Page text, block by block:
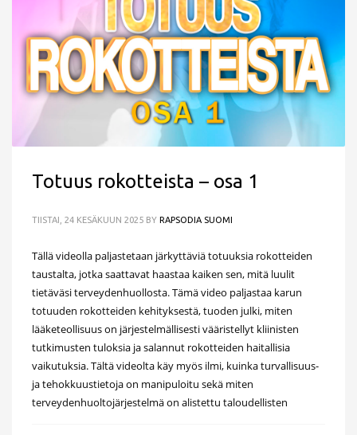
Totuus rokotteista – osa 1
TIISTAI, 24 KESÄKUUN 2025 BY RAPSODIA SUOMI
Tällä videolla paljastetaan järkyttäviä totuuksia rokotteiden
taustalta, jotka saattavat haastaa kaiken sen, mitä luulit
tietäväsi terveydenhuollosta. Tämä video paljastaa karun
totuuden rokotteiden kehityksestä, tuoden julki, miten
lääketeollisuus on järjestelmällisesti vääristellyt kliinisten
tutkimusten tuloksia ja salannut rokotteiden haitallisia
vaikutuksia. Tältä videolta käy myös ilmi, kuinka turvallisuus-
ja tehokkuustietoja on manipuloitu sekä miten
terveydenhuoltojärjestelmä on alistettu taloudellisten